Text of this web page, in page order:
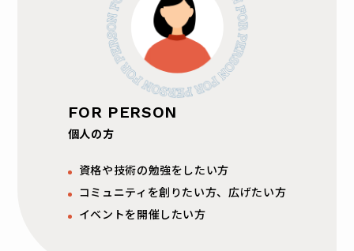
FOR PERSON
個人の方
資格や技術の勉強をしたい方
コミュニティを創りたい方、広げたい方
イベントを開催したい方